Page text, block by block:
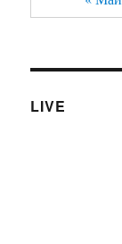
LIVE